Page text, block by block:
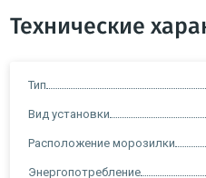
Технические
Тип
Вид установки
Расположение морозилки
Энергопотребление